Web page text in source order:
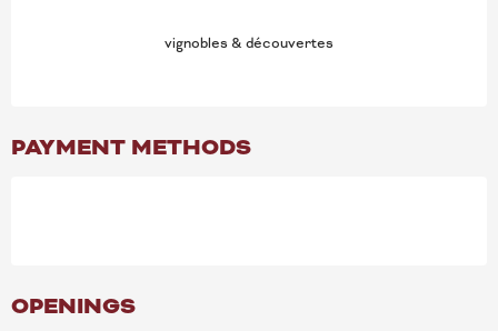
vignobles & découvertes
PAYMENT METHODS
OPENINGS